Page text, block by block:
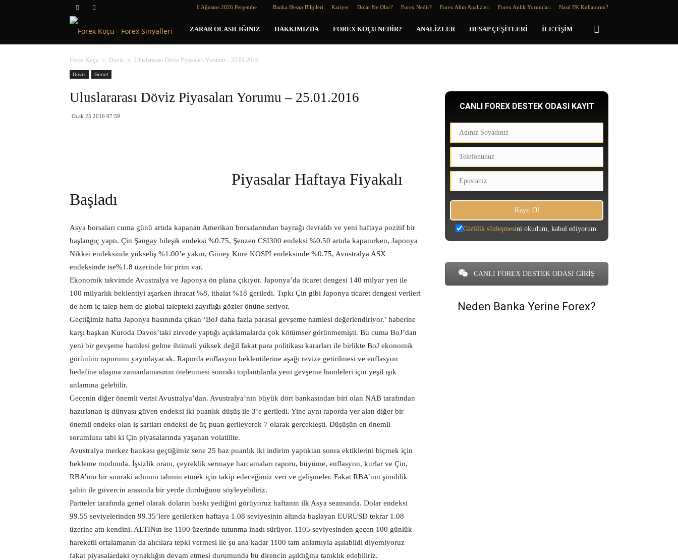
6 Ağustos 2026 Perşembe Banka Hesap Bilgileri Kariyer Dolar Ne Olur? Forex Nedir? Forex Altın Analizleri Forex Anlık Yorumları Nasıl FK Kullanırım?
Forex
Koçu
ZARAR OLASILIĞINIZ HAKKIMIZDA FOREX KOÇU NEDIR? ANALIZLER HESAP ÇEŞITLERI İLETIŞIM
Forex Koçu Doviz
Uluslararası Döviz Piyasaları Yorumu – 25.01.2016
Doviz
Genel
Uluslararası Döviz Piyasaları Yorumu – 25.01.2016
Ocak 25 2016 07:59
Piyasalar Haftaya Fiyakalı
Başladı
Asya borsaları cuma günü artıda kapanan Amerikan borsalarından bayrağı devraldı ve yeni haftaya pozitif bir
başlangıç yaptı. Çin Şangay bileşik endeksi %0.75, Şenzen CSI300 endeksi %0.50 artıda kapanırken, Japonya
Nikkei endeksinde yükseliş %1.00’e yakın, Güney Kore KOSPI endeksinde %0.75, Avustralya ASX
endeksinde ise%1.8 üzerinde bir prim var.
Ekonomik takvimde Avustralya ve Japonya ön plana çıkıyor. Japonya’da ticaret dengesi 140 milyar yen ile
100 milyarlık beklentiyi aşarken ihracat %8, ithalat %18 geriledi. Tıpkı Çin gibi Japonya ticaret dengesi verileri
de hem iç talep hem de global talepteki zayıflığı gözler önüne seriyor.
Geçtiğimiz hafta Japonya basınında çıkan ‘BoJ daha fazla parasal gevşeme hamlesi değerlendiriyor.’ haberine
karşı başkan Kuroda Davos’taki zirvede yaptığı açıklamalarda çok kötümser görünmemişti. Bu cuma BoJ’dan
yeni bir gevşeme hamlesi gelme ihtimali yüksek değil fakat para politikası kararları ile birlikte BoJ ekonomik
görünüm raporunu yayınlayacak. Raporda enflasyon beklentilerine aşağı revize getirilmesi ve enflasyon
hedefine ulaşma zamanlamasının ötelenmesi sonraki toplantılarda yeni gevşeme hamleleri için yeşil ışık
anlamına gelebilir.
Gecenin diğer önemli verisi Avustralya’dan. Avustralya’nın büyük dört bankasından biri olan NAB tarafından
hazırlanan iş dünyası güven endeksi iki puanlık düşüş ile 3’e geriledi. Yine aynı raporda yer alan diğer bir
önemli endeks olan iş şartları endeksi de üç puan gerileyerek 7 olarak gerçekleşti. Düşüşün en önemli
sorumlusu tabi ki Çin piyasalarında yaşanan volatilite.
Avustralya merkez bankası geçtiğimiz sene 25 baz puanlık iki indirim yaptıktan sonra ektiklerini biçmek için
bekleme modunda. İşsizlik oranı, çeyreklik sermaye harcamaları raporu, büyüme, enflasyon, kurlar ve Çin,
RBA’nın bir sonraki adımını tahmin etmek için takip edeceğimiz veri ve gelişmeler. Fakat RBA’nın şimdilik
şahin ile güvercin arasında bir yerde durduğunu söyleyebiliriz.
Pariteler tarafında genel olarak doların baskı yediğini görüyoruz haftanın ilk Asya seansında. Dolar endeksi
99.55 seviyelerinden 99.35’lere gerilerken haftaya 1.08 seviyesinin altında başlayan EURUSD tekrar 1.08
üzerine attı kendini. ALTINın ise 1100 üzerinde tutunma inadı sürüyor. 1105 seviyesinden geçen 100 günlük
hareketli ortalamanın da alıcılara tepki vermesi ile şu ana kadar 1100 tam anlamıyla aşılabildi diyemiyoruz
fakat piyasalardaki oynaklığın devam etmesi durumunda bu direncin aşıldığına tanıklık edebiliriz.
CANLI FOREX DESTEK ODASI KAYIT
Gizlilik sözleşmesini okudum, kabul ediyorum.
CANLI FOREX DESTEK ODASI GİRİŞ
Neden Banka Yerine Forex?